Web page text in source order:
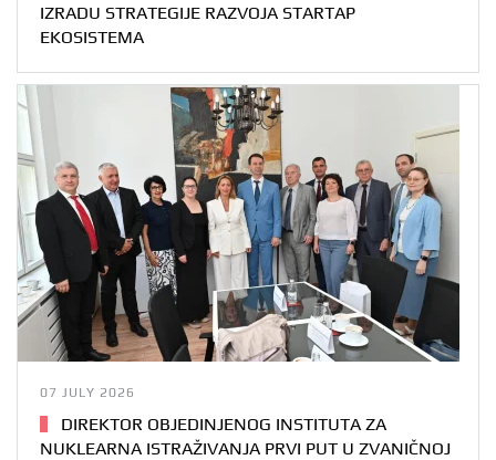
IZRADU STRATEGIJE RAZVOJA STARTAP
EKOSISTEMA
07 JULY 2026
DIREKTOR OBJEDINJENOG INSTITUTA ZA
NUKLEARNA ISTRAŽIVANJA PRVI PUT U ZVANIČNOJ